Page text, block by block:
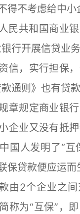
得不考虑给中小
民共和国商业
行开展信贷业
信，实行担保
通则》也有贷
章规定商业银
企业又没有抵押
国人发明了“互
保贷款便应运而
由2个企业之
称为“互保”，